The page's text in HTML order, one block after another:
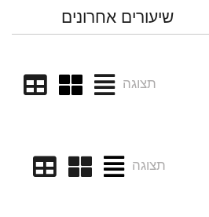
שיעורים אחרונים
תצוגה
תצוגה